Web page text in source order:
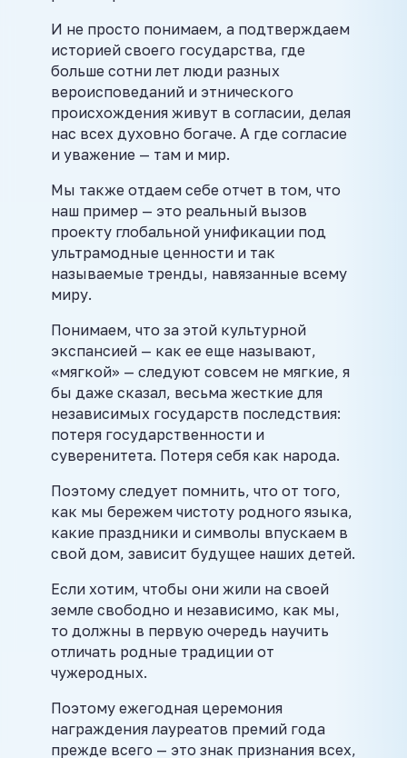
И не просто понимаем, а подтверждаем
историей своего государства, где
больше сотни лет люди разных
вероисповеданий и этнического
происхождения живут в согласии, делая
нас всех духовно богаче. А где согласие
и уважение — там и мир.
Мы также отдаем себе отчет в том, что
наш пример — это реальный вызов
проекту глобальной унификации под
ультрамодные ценности и так
называемые тренды, навязанные всему
миру.
Понимаем, что за этой культурной
экспансией — как ее еще называют,
«мягкой» — следуют совсем не мягкие, я
бы даже сказал, весьма жесткие для
независимых государств последствия:
потеря государственности и
суверенитета. Потеря себя как народа.
Поэтому следует помнить, что от того,
как мы бережем чистоту родного языка,
какие праздники и символы впускаем в
свой дом, зависит будущее наших детей.
Если хотим, чтобы они жили на своей
земле свободно и независимо, как мы,
то должны в первую очередь научить
отличать родные традиции от
чужеродных.
Поэтому ежегодная церемония
награждения лауреатов премий года
прежде всего — это знак признания всех,